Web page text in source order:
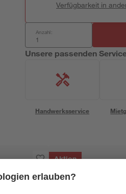
Verfügbarkeit in
Anzahl:
Unsere passenden
Handwerksservice
Aktion